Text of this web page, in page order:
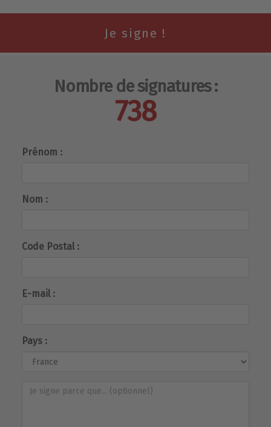
Nombre de signatures :
738
Prénom :
Nom :
Code Postal :
E-mail :
Pays :